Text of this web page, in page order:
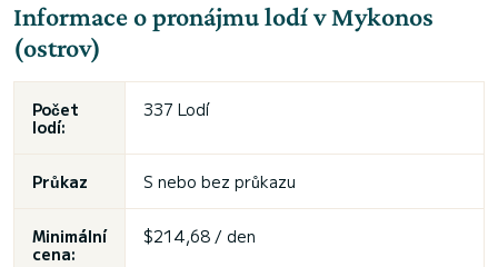
Informace o pronájmu lodí v Mykonos
(ostrov)
Počet
lodí:
337 Lodí
Průkaz S nebo bez průkazu
Minimální
cena:
$214,68 / den